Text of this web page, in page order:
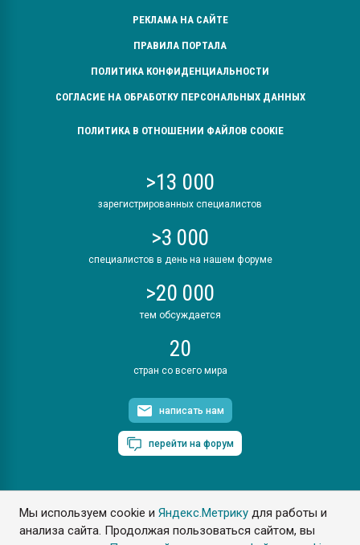
Мы используем cookie иЯндекс.Метрику для работы и
анализа сайта. Продолжая пользоваться сайтом, вы
РЕКЛАМА НА САЙТЕ
ПРАВИЛА ПОРТАЛА
ПОЛИТИКА КОНФИДЕНЦИАЛЬНОСТИ
СОГЛАСИЕ НА ОБРАБОТКУ ПЕРСОНАЛЬНЫХ ДАННЫХ
ПОЛИТИКА В ОТНОШЕНИИ ФАЙЛОВ COOKIE
>13 000
зарегистрированных специалистов
>3 000
специалистов в день на нашем форуме
>20 000
тем обсуждается
20
стран со всего мира
написать нам
перейти на форум
ПластЭксперт © 2006. Все права защищены
Разрешается копирование материалов сайта с обязательной